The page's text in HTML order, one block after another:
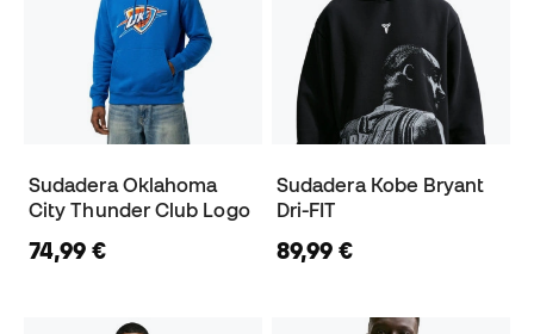
Sudadera Oklahoma
City Thunder Club Logo
74,99 €
Sudadera Kobe Bryant
Dri-FIT
89,99 €